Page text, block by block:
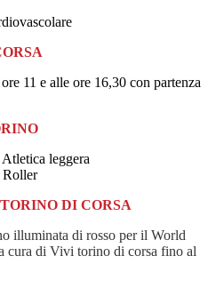
11 e alle ore 16,30 con partenza
leggera
Roller
DI CORSA
illuminata di rosso per il World
cura di Vivi torino di corsa fino al